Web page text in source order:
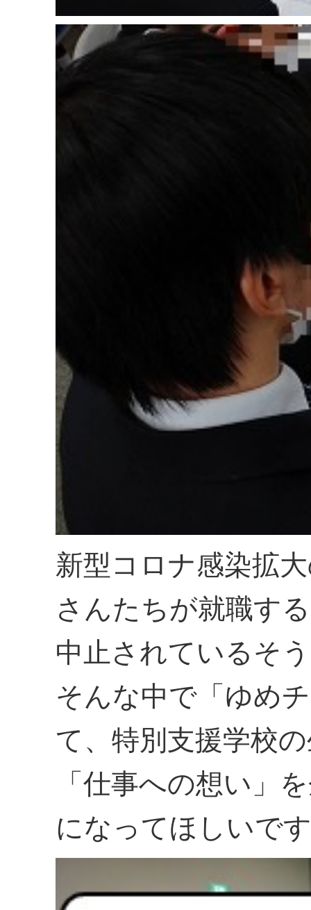
新型コロナ感染拡
さんたちが就職す
中止されているそ
そんな中で「ゆめ
て、特別支援学校
「仕事への想い」
になってほしいで